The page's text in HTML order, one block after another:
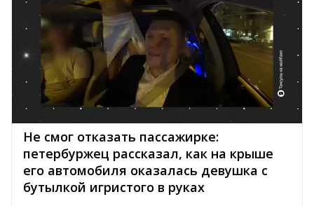
Не смог отказать пассажирке:
петербуржец рассказал, как на крыше
его автомобиля оказалась девушка с
бутылкой игристого в руках